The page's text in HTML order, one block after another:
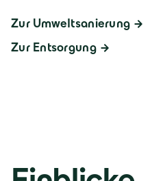
Zur Umweltsanierung
Zur Entsorgung